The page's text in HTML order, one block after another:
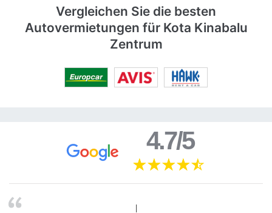
Vergleichen Sie die besten
Autovermietungen für Kota Kinabalu
Zentrum
4.7/5